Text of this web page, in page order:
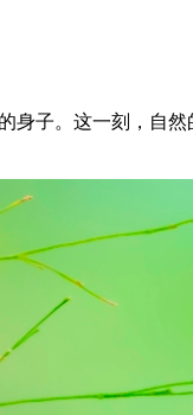
身子。这一刻，自